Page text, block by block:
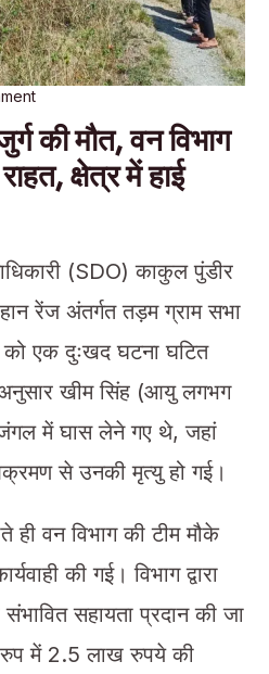
की मौत, वन विभाग
क्षेत्र में हाई
(SDO) काकुल पुंडीर
रेंज अंतर्गत तड़म ग्राम सभा
को एक दुःखद घटना घटित
अनुसार खीम सिंह (आयु लगभग
में घास लेने गए थे, जहां
से उनकी मृत्यु हो गई।
ही वन विभाग की टीम मौके
की गई। विभाग द्वारा
संभावित सहायता प्रदान की जा
में 2.5 लाख रुपये की